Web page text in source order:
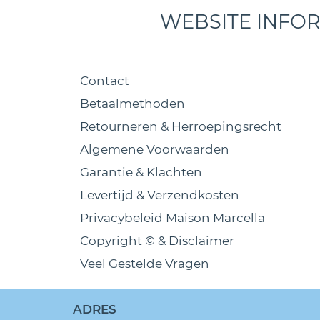
WEBSITE
Contact
Betaalmethoden
Retourneren & Herroepingsrecht
Algemene Voorwaarden
Garantie & Klachten
Levertijd & Verzendkosten
Privacybeleid Maison Marcella
Copyright © & Disclaimer
Veel Gestelde Vragen
ADRES